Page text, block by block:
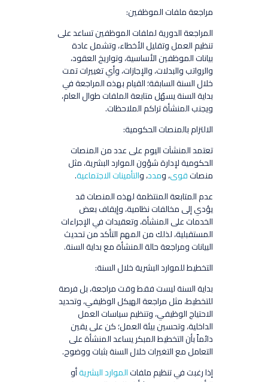
مراجعة ملفات الموظفين:
المراجعة الدورية لملفات الموظفين تساعد على
تنظيم العمل وتقليل الأخطاء، وتشمل عادة
بيانات الموظفين الأساسية، وتواريخ العقود،
والرواتب والبدلات، والإجازات، وأي تغييرات تمت
خلال السنة السابقة؛ القيام بهذه المراجعة في
بداية السنة يسهّل متابعة الملفات طوال العام،
ويجنب المنشأة تراكم الملاحظات.
الالتزام بالمنصات الحكومية:
تعتمد المنشآت اليوم على عدد من المنصات
الحكومية لإدارة شؤون الموارد البشرية، مثل
منصاتقوى، ومدد، والتأمينات الاجتماعية.
عدم المتابعة المنتظمة لهذه المنصات قد
يؤدي إلى مخالفات نظامية، وإيقاف بعض
الخدمات على المنشأة، وتعقيدات في الإجراءات
المستقبلية، لذلك من المهم التأكد من تحديث
البيانات ومراجعة حالة المنشأة مع بداية السنة.
التخطيط للموارد البشرية خلال السنة:
بداية السنة ليست فقط وقت مراجعة، بل فرصة
للتخطيط، مثل مراجعة الهيكل الوظيفي، وتحديد
الاحتياج الوظيفي، وتنظيم سياسات العمل
الداخلية، وتحسين بيئة العمل؛ كن على يقين
دائماً بأن التخطيط المبكر يساعد المنشأة على
التعامل مع التغيرات خلال السنة بثبات ووضوح.
إذا رغبت في تنظيم ملفاتالموارد البشريةأو